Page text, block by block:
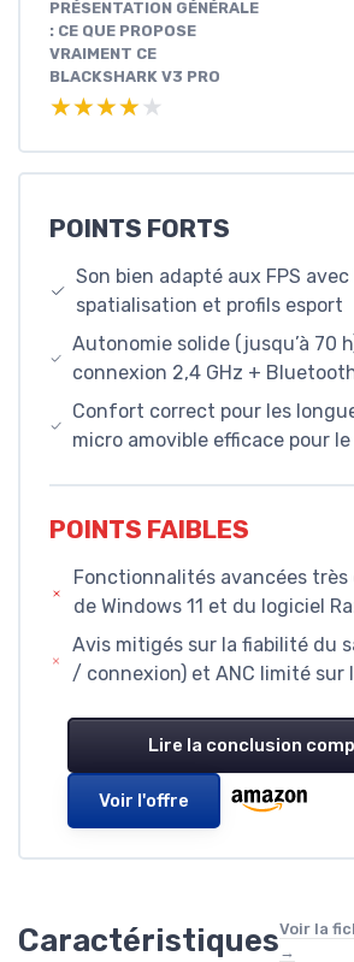
PRÉSENTATION GÉNÉRALE
: CE QUE PROPOSE
VRAIMENT CE
BLACKSHARK V3 PRO
★★★★★
★★★★★
POINTS FORTS
Son bien adapté aux FPS
spatialisation et profils esport
Autonomie solide (jusqu’à 70
connexion 2,4 GHz +
Confort correct pour les
micro amovible efficace pour
POINTS FAIBLES
Fonctionnalités avancées
de Windows 11 et du logiciel
Avis mitigés sur la fiabilité du
/ connexion) et ANC limité sur
Lire la conclusion
Voir l'offre
CaractéristiquesVoir la
→